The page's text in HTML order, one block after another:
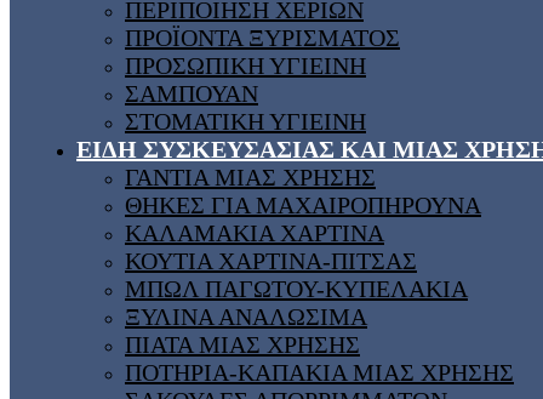
ΠΕΡΙΠΟΙΗΣΗ ΧΕΡΙΩΝ
ΠΡΟΪΟΝΤΑ ΞΥΡΙΣΜΑΤΟΣ
ΠΡΟΣΩΠΙΚΗ ΥΓΙΕΙΝΗ
ΣΑΜΠΟΥΑΝ
ΣΤΟΜΑΤΙΚΗ ΥΓΙΕΙΝΗ
ΕΙΔΗ ΣΥΣΚΕΥΣΑΣΙΑΣ ΚΑΙ ΜΙΑΣ
ΓΑΝΤΙΑ ΜΙΑΣ ΧΡΗΣΗΣ
ΘΗΚΕΣ ΓΙΑ ΜΑΧΑΙΡΟΠΗΡΟΥΝΑ
ΚΑΛΑΜΑΚΙΑ ΧΑΡΤΙΝΑ
ΚΟΥΤΙΑ ΧΑΡΤΙΝΑ-ΠΙΤΣΑΣ
ΜΠΩΛ ΠΑΓΩΤΟΥ-ΚΥΠΕΛΑΚΙΑ
ΞΥΛΙΝΑ ΑΝΑΛΩΣΙΜΑ
ΠΙΑΤΑ ΜΙΑΣ ΧΡΗΣΗΣ
ΠΟΤΗΡΙΑ-ΚΑΠΑΚΙΑ ΜΙΑΣ ΧΡΗΣΗΣ